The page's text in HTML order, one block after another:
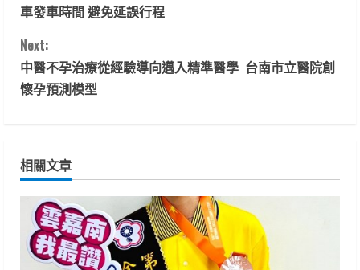
n
t
i
u
R
車發車時間 避免延誤行程
Next:
中醫不孕治療從經驗導向邁入精準醫學 台南市立醫院創
懷孕預測模型
相關文章